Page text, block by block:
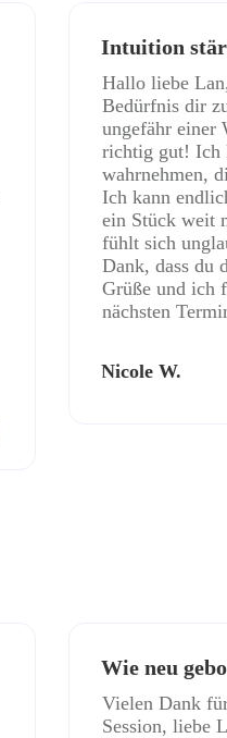
Intuition
Hallo liebe
Bedürfnis dir
ungefähr einer
richtig gut! Ich
wahrnehmen,
Ich kann
ein Stück weit
fühlt sich
Dank, dass du
Grüße und ich
nächsten
Nicole W.
Wie neu
Vielen Dank
Session, liebe